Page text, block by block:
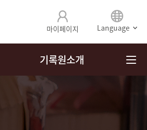
마이페이지 Language
기록원소개